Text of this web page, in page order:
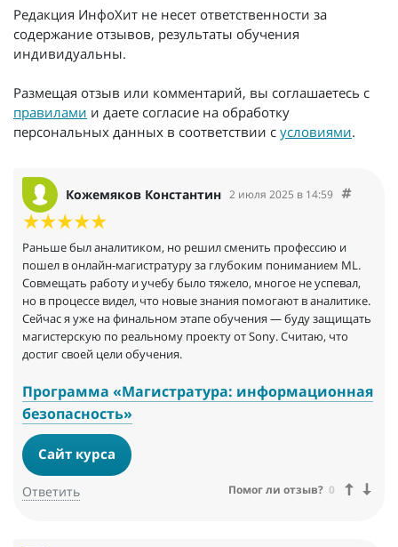
Редакция ИнфоХит не несет ответственности за
содержание отзывов, результаты обучения
индивидуальны.
Размещая отзыв или комментарий, вы соглашаетесь с
правилами и даете согласие на обработку
персональных данных в соответствии с условиями.
Кожемяков Константин 2 июля 2025 в 14:59
Раньше был аналитиком, но решил сменить профессию и
пошел в онлайн-магистратуру за глубоким пониманием ML.
Совмещать работу и учебу было тяжело, многое не успевал,
но в процессе видел, что новые знания помогают в аналитике.
Сейчас я уже на финальном этапе обучения — буду защищать
магистерскую по реальному проекту от Sony. Считаю, что
достиг своей цели обучения.
Программа «Магистратура: информационная
безопасность»
Сайт курса
Ответить Помог ли отзыв? 0